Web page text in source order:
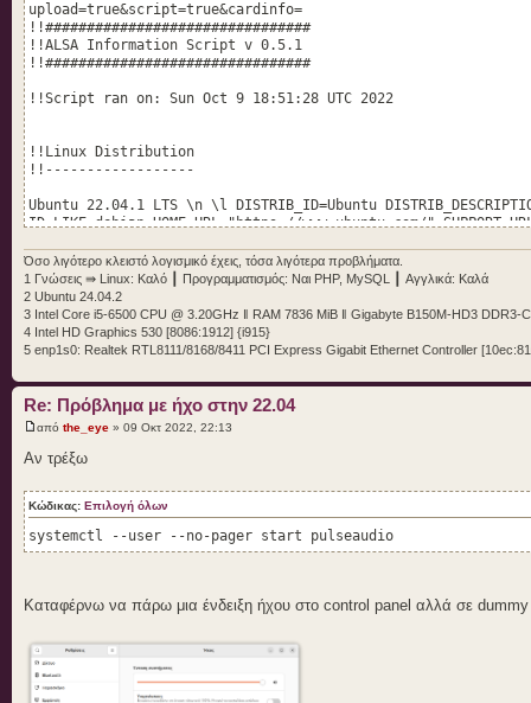
upload=true&script=true&cardinfo=
!!################################
!!ALSA Information Script v 0.5.1
!!################################
!!Script ran on: Sun Oct 9 18:51:28 UTC 2022
!!Linux Distribution
!!------------------
Ubuntu 22.04.1 LTS \n \l DISTRIB_ID=Ubuntu
ID_LIKE=debian HOME_URL="https://www.ubuntu.com/"
!!DMI Information
!!---------------
Manufacturer: Gigabyte Technology Co., Ltd.
Product Version: Default string
Firmware Version: F20h
System SKU: Default string
Board Vendor: Gigabyte Technology Co., Ltd.
Board Name: B150M-HD3 DDR3-CF
!!ACPI Device Status Information
!!---------------
/sys/bus/acpi/devices/INT340E:00/status 15
/sys/bus/acpi/devices/INT3F0D:00/status 15
/sys/bus/acpi/devices/LNXPOWER:01/status 1
/sys/bus/acpi/devices/LNXPOWER:02/status 1
/sys/bus/acpi/devices/LNXPOWER:03/status 1
Όσο λιγότερο κλειστό λογισμικό έχεις, τόσα λιγότερα προβλήματα.
1 Γνώσεις ⇛ Linux: Καλό ┃ Προγραμματισμός: Ναι PHP, MySQL ┃ Αγγλικά: Καλά
2 Ubuntu 24.04.2
3 Intel Core i5-6500 CPU @ 3.20GHz ‖ RAM 7836 MiB ‖ Gigabyte B150M-HD3 DDR3-
4 Intel HD Graphics 530 [8086:1912] {i915}
5 enp1s0: Realtek RTL8111/8168/8411 PCI Express Gigabit Ethernet Controller
Re: Πρόβλημα με ήχο στην 22.04
από the_eye » 09 Οκτ 2022, 22:13
Αν τρέξω
Κώδικας: Επιλογή όλων
systemctl --user --no-pager start pulseaudio
Καταφέρνω να πάρω μια ένδειξη ήχου στο control panel αλλά σε dummy